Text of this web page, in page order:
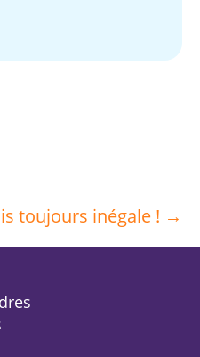
toujours inégale ! →